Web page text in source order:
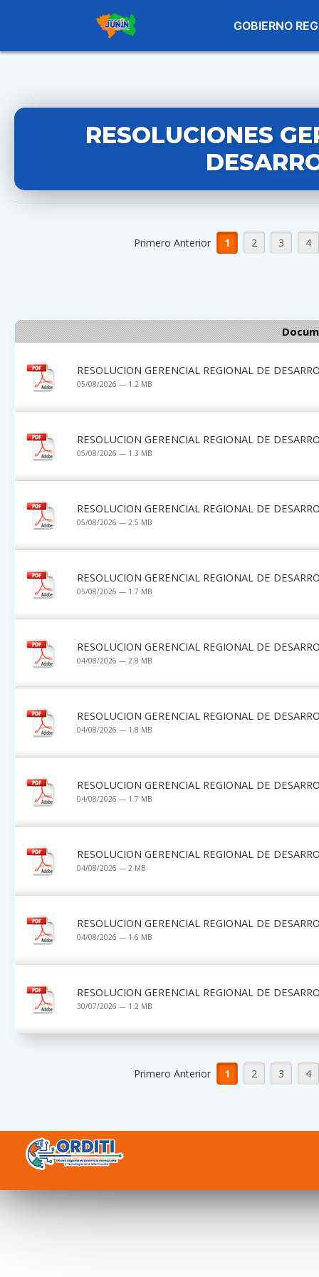
GOBIERNO
RESOLUCIONES
Primero Anterior 1 2 3 4
RESOLUCION GERENCIAL REGIONAL DE
05/08/2026 — 1.2 MB
RESOLUCION GERENCIAL REGIONAL DE
05/08/2026 — 1.3 MB
RESOLUCION GERENCIAL REGIONAL DE
05/08/2026 — 2.5 MB
RESOLUCION GERENCIAL REGIONAL DE
05/08/2026 — 1.7 MB
RESOLUCION GERENCIAL REGIONAL DE
04/08/2026 — 2.8 MB
RESOLUCION GERENCIAL REGIONAL DE
04/08/2026 — 1.8 MB
RESOLUCION GERENCIAL REGIONAL DE
04/08/2026 — 1.7 MB
RESOLUCION GERENCIAL REGIONAL DE
04/08/2026 — 2 MB
RESOLUCION GERENCIAL REGIONAL DE
04/08/2026 — 1.6 MB
RESOLUCION GERENCIAL REGIONAL DE
30/07/2026 — 1.2 MB
Primero Anterior 1 2 3 4